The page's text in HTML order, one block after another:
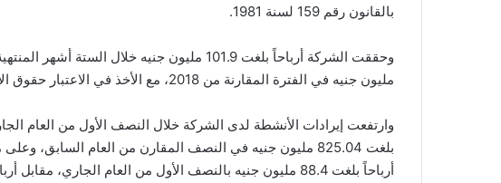
بالقانون رقم 159 لسنة 1981.
مليون جنيه في الفترة المقارنة من 2018، مع الأخذ في الاعتبار حقوق الأقلية.
بلغت 825.04 مليون جنيه في النصف المقارن من العام